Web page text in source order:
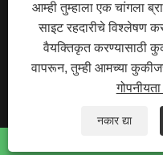
आम्ही तुम्हाला एक चांगला
साइट रहदारीचे विश्लेषण
वैयक्तिकृत करण्यासाठी
वापरून, तुम्ही आमच्या
नकार द्या
कॉपीराइट © 2020 एसझेड
एआयओ, इंटेल लॅपटॉप, 1
SITEMAP